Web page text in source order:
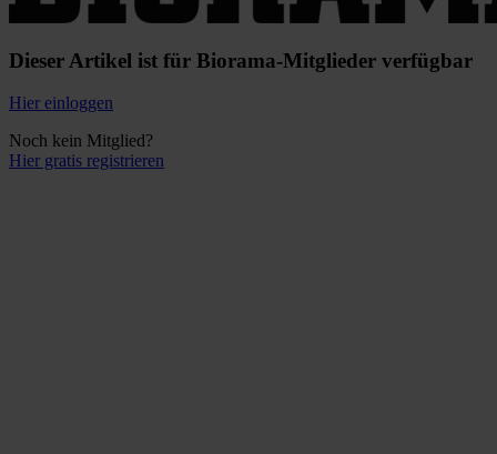
Dieser Artikel ist für Biorama-Mitglieder verfügbar
Hier einloggen
Noch kein Mitglied?
Hier gratis registrieren